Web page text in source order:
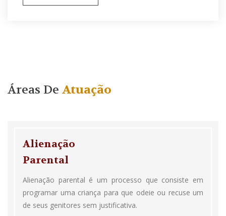
Áreas De Atuação
Alienação
Parental
Alienação parental é um processo que consiste em
programar uma criança para que odeie ou recuse um
de seus genitores sem justificativa.